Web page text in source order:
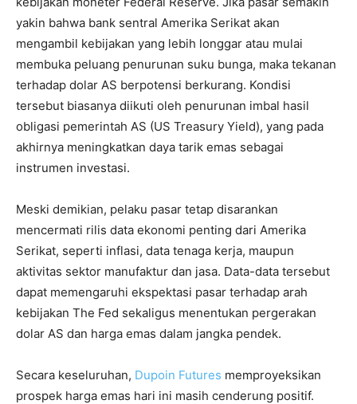
yakin bahwa bank sentral Amerika Serikat akan
mengambil kebijakan yang lebih longgar atau mulai
membuka peluang penurunan suku bunga, maka tekanan
terhadap dolar AS berpotensi berkurang. Kondisi
tersebut biasanya diikuti oleh penurunan imbal hasil
obligasi pemerintah AS (US Treasury Yield), yang pada
akhirnya meningkatkan daya tarik emas sebagai
instrumen investasi.
Meski demikian, pelaku pasar tetap disarankan
mencermati rilis data ekonomi penting dari Amerika
Serikat, seperti inflasi, data tenaga kerja, maupun
aktivitas sektor manufaktur dan jasa. Data-data tersebut
dapat memengaruhi ekspektasi pasar terhadap arah
kebijakan The Fed sekaligus menentukan pergerakan
dolar AS dan harga emas dalam jangka pendek.
Secara keseluruhan, Dupoin Futures memproyeksikan
prospek harga emas hari ini masih cenderung positif.